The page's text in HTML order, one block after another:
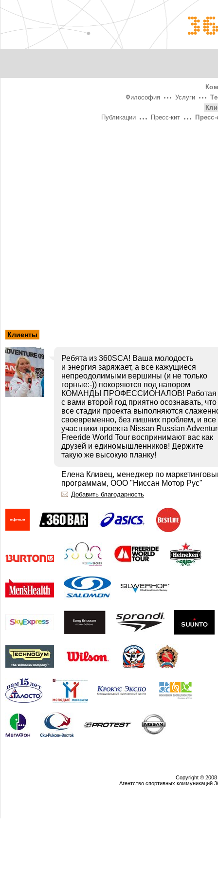
Услуги
Философия
Пресс-кит
Публикации
Клиенты
Ребята из 360SCA! Ваша молодость
и энергия заряжает, а все кажущиеся
непреодолимыми вершины (и не только
горные:-)) покоряются под напором
КОМАНДЫ ПРОФЕССИОНАЛОВ! Работая
с вами второй год приятно осознавать, что
все стадии проекта выполняются
своевременно, без лишних проблем, и все
участники проекта Nissan Russian
Freeride World Tour воспринимают вас как
друзей и единомышленников! Держите
такую же высокую планку!
Елена Кливец, менеджер по
программам, ООО "Ниссан Мотор Рус"
Добавить благодарность
Copyright © 2008
Агентство спортивных коммуникаций